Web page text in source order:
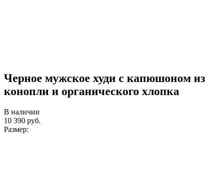
Черное мужское худи с капюшоном из
конопли и органического хлопка
В наличии
10 390 руб.
Размер: